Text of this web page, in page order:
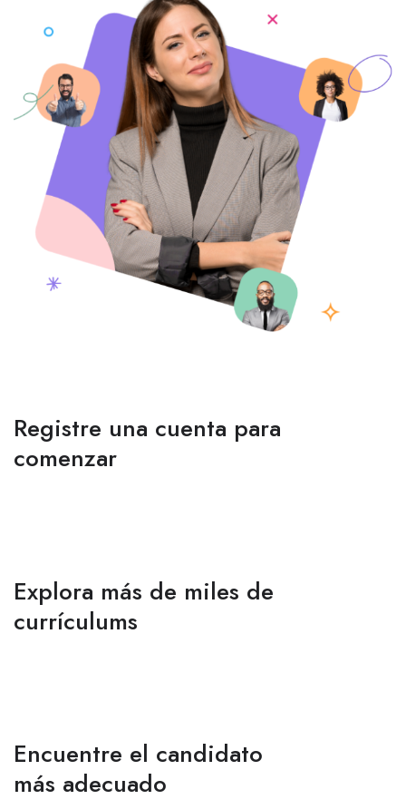
Registre una cuenta para
comenzar
Explora más de miles de
currículums
Encuentre el candidato
más adecuado